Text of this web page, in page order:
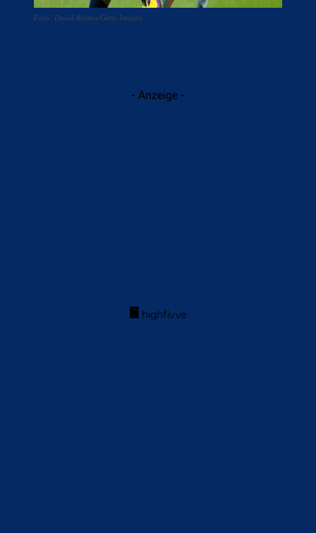
Foto: David Ramos/Getty Images
- Anzeige -